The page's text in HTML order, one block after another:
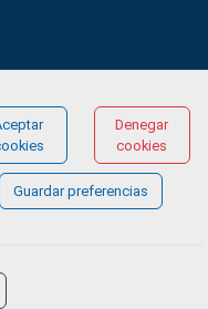
Denegar
cookies
Guardar preferencias